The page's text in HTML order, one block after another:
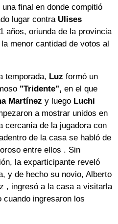
final en donde compitió
lugar contra Ulises
años, oriunda de la provincia
menor cantidad de votos al
temporada, Luz formó un
"Tridente", en el que
Martínez y luego Luchi
a mostrar unidos en
cercanía de la jugadora con
de la casa se habló de
entre ellos . Sin
la exparticipante reveló
y de hecho su novio, Alberto
, ingresó a la casa a visitarla
cuando ingresaron los